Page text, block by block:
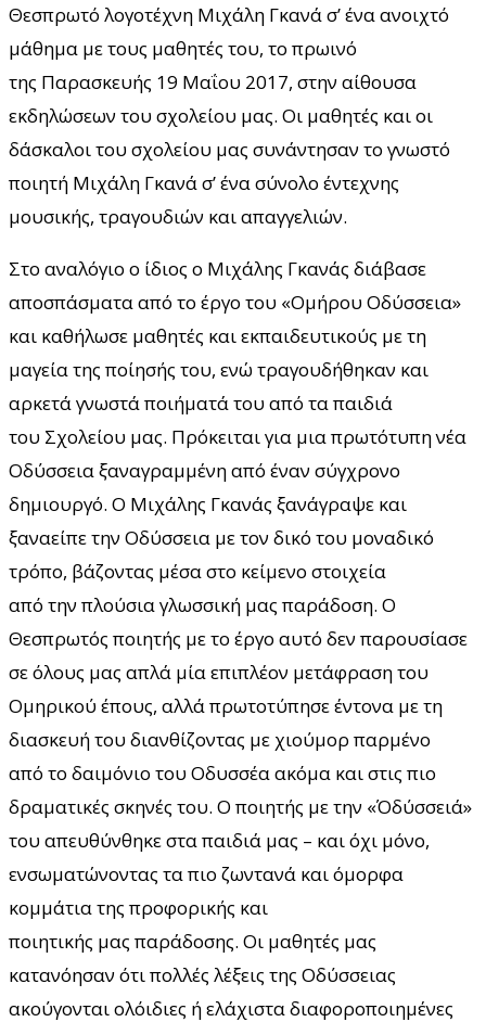
Θεσπρωτό λογοτέχνη Μιχάλη Γκανά σ’ ένα ανοιχτό
μάθημα με τους μαθητές του, το πρωινό
της Παρασκευής 19 Μαΐου 2017, στην αίθουσα
εκδηλώσεων του σχολείου μας. Οι μαθητές και οι
δάσκαλοι του σχολείου μας συνάντησαν το γνωστό
ποιητή Μιχάλη Γκανά σ’ ένα σύνολο έντεχνης
μουσικής, τραγουδιών και απαγγελιών.
Στο αναλόγιο ο ίδιος ο Μιχάλης Γκανάς διάβασε
αποσπάσματα από το έργο του «Ομήρου Οδύσσεια»
και καθήλωσε μαθητές και εκπαιδευτικούς με τη
μαγεία της ποίησής του, ενώ τραγουδήθηκαν και
αρκετά γνωστά ποιήματά του από τα παιδιά
του Σχολείου μας. Πρόκειται για μια πρωτότυπη νέα
Οδύσσεια ξαναγραμμένη από έναν σύγχρονο
δημιουργό. Ο Μιχάλης Γκανάς ξανάγραψε και
ξαναείπε την Οδύσσεια με τον δικό του μοναδικό
τρόπο, βάζοντας μέσα στο κείμενο στοιχεία
από την πλούσια γλωσσική μας παράδοση. Ο
Θεσπρωτός ποιητής με το έργο αυτό δεν παρουσίασε
σε όλους μας απλά μία επιπλέον μετάφραση του
Ομηρικού έπους, αλλά πρωτοτύπησε έντονα με τη
διασκευή του διανθίζοντας με χιούμορ παρμένο
από το δαιμόνιο του Οδυσσέα ακόμα και στις πιο
δραματικές σκηνές του. Ο ποιητής με την «Όδύσσειά»
του απευθύνθηκε στα παιδιά μας – και όχι μόνο,
ενσωματώνοντας τα πιο ζωντανά και όμορφα
κομμάτια της προφορικής και
ποιητικής μας παράδοσης. Οι μαθητές μας
κατανόησαν ότι πολλές λέξεις της Οδύσσειας
ακούγονται ολόιδιες ή ελάχιστα διαφοροποιημένες